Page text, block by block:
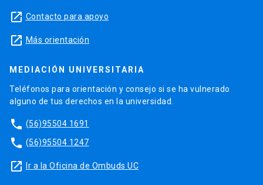
launch Contacto para apoyo
launch Más orientación
MEDIACIÓN UNIVERSITARIA
Teléfonos para orientación y consejo si se ha vulnerado
alguno de tus derechos en la universidad.
phone (56)95504 1691
phone (56)95504 1247
launch Ir a la Oficina de Ombuds UC